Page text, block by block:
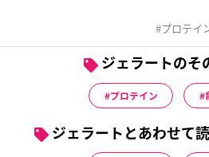
プロテイ
ジェラートのそ
プロテイン
ジェラートとあわせて